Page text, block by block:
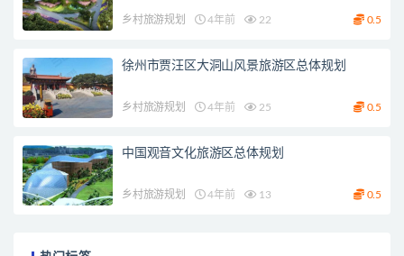
乡村旅游规划 4年前 22 0.5
徐州市贾汪区大洞山风景旅游区总体规划
乡村旅游规划 4年前 25 0.5
中国观音文化旅游区总体规划
乡村旅游规划 4年前 13 0.5